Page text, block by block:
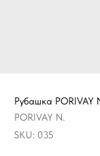
Рубашка PORIVAY
PORIVAY N.
SKU: 035